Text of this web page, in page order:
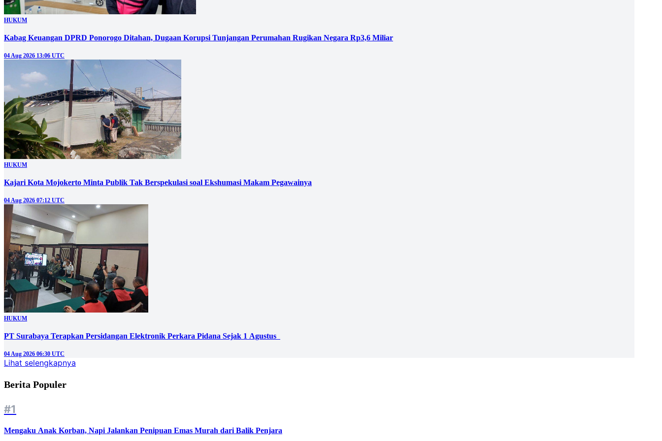
HUKUM
Kabag Keuangan DPRD Ponorogo Ditahan, Dugaan Korupsi Tunjangan Perumahan Rugikan Negara Rp3,6 Miliar
04 Aug 2026 13:06 UTC
HUKUM
Kajari Kota Mojokerto Minta Publik Tak Berspekulasi soal Ekshumasi Makam Pegawainya
04 Aug 2026 07:12 UTC
HUKUM
PT Surabaya Terapkan Persidangan Elektronik Perkara Pidana Sejak 1 Agustus
04 Aug 2026 06:30 UTC
Lihat selengkapnya
Berita Populer
#1
Mengaku Anak Korban, Napi Jalankan Penipuan Emas Murah dari Balik Penjara